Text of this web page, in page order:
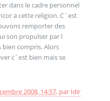
dans le cadre personnel
a cette religion. C´est
remporter des
son propulser par l
compris. Alors
c´est bien mais se
2008, 14:57, par Idir